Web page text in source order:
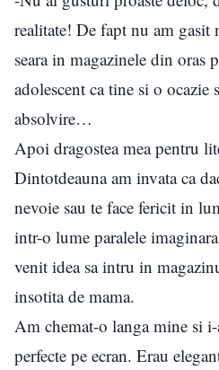
realitate! De fapt nu am gasit
seara in magazinele din oras
adolescent ca tine si o ocazie
absolvire…
Apoi dragostea mea pentru
Dintotdeauna am invata ca
nevoie sau te face fericit in
intr-o lume paralele
venit idea sa intru in
insotita de mama.
Am chemat-o langa mine si
perfecte pe ecran. Erau